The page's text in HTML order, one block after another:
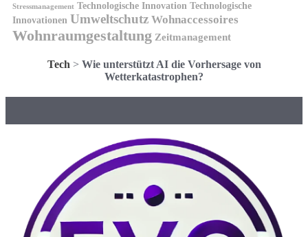
Stressmanagement Technologische Innovation Technologische
Innovationen Umweltschutz Wohnaccessoires
Wohnraumgestaltung Zeitmanagement
Tech > Wie unterstützt AI die Vorhersage von
Wetterkatastrophen?